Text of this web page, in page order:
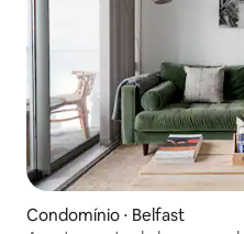
Condomínio ⋅ Belfast